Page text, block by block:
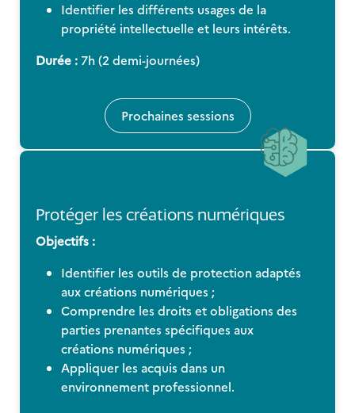
Identifier les différents usages de la
propriété intellectuelle et leurs intérêts.
Durée : 7h (2 demi-journées)
Prochaines sessions
Protéger les créations numériques
Objectifs :
Identifier les outils de protection adaptés
aux créations numériques ;
Comprendre les droits et obligations des
parties prenantes spécifiques aux
créations numériques ;
Appliquer les acquis dans un
environnement professionnel.